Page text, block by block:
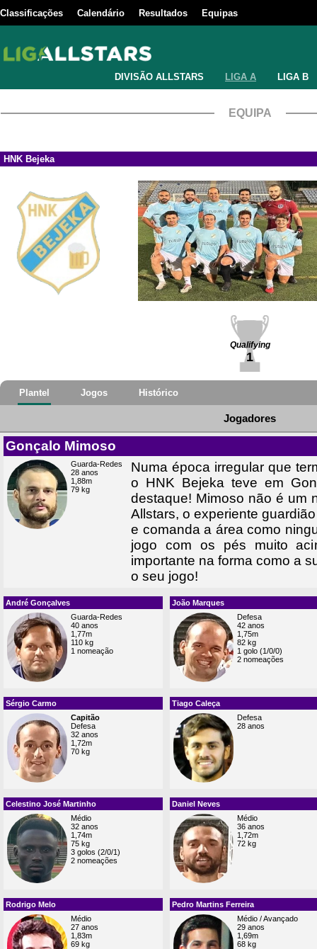
Classificações Calendário Resultados Equipas
DIVISÃO ALLSTARS LIGA A LIGA B
EQUIPA
HNK Bejeka
Qualifying
1
Plantel Jogos Histórico
Jogadores
Gonçalo Mimoso
Guarda-Redes
28 anos
1,88m
79 kg
Numa época irregular que
o HNK Bejeka teve em
destaque! Mimoso não é um
Allstars, o experiente
e comanda a área como
jogo com os pés muito
importante na forma como a
o seu jogo!
André Gonçalves
Guarda-Redes
40 anos
1,77m
110 kg
1 nomeação
João Marques
Defesa
42 anos
1,75m
82 kg
1 golo (1/0/0)
2 nomeações
Sérgio Carmo
Capitão
Defesa
32 anos
1,72m
70 kg
Tiago Caleça
Defesa
28 anos
Celestino José Martinho
Médio
32 anos
1,74m
75 kg
3 golos (2/0/1)
2 nomeações
Daniel Neves
Médio
36 anos
1,72m
72 kg
Rodrigo Melo
Médio
27 anos
1,83m
69 kg
Pedro Martins Ferreira
Médio / Avançado
29 anos
1,69m
68 kg